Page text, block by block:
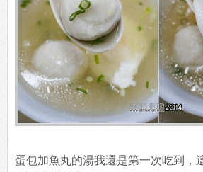
蛋包加魚丸的湯我還是第一次吃到，